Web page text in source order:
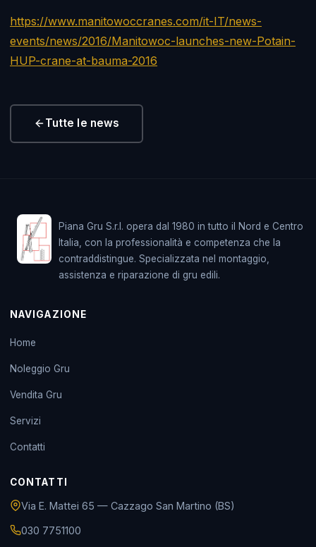
https://www.manitowoccranes.com/it-IT/news-
events/news/2016/Manitowoc-launches-new-Potain-
HUP-crane-at-bauma-2016
Tutte le news
Piana Gru S.r.l. opera dal 1980 in tutto il Nord e Centro
Italia, con la professionalità e competenza che la
contraddistingue. Specializzata nel montaggio,
assistenza e riparazione di gru edili.
NAVIGAZIONE
Home
Noleggio Gru
Vendita Gru
Servizi
Contatti
CONTATTI
Via E. Mattei 65 — Cazzago San Martino (BS)
030 7751100